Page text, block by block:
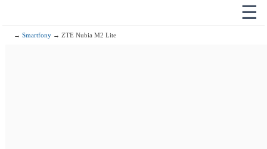
☰
→Smartfony → ZTE Nubia M2 Lite